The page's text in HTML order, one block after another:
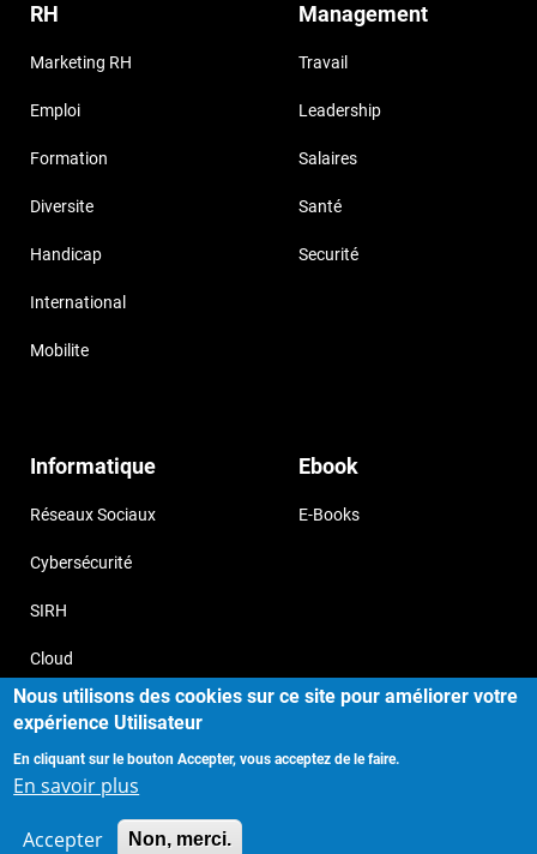
RH
Marketing RH
Emploi
Formation
Diversite
Handicap
International
Mobilite
Management
Travail
Leadership
Salaires
Santé
Securité
Informatique
Réseaux Sociaux
Cybersécurité
SIRH
Cloud
Ebook
E-Books
Copyright © 2017, Storizborn , all
Nous utilisons des cookies sur ce site pour améliorer votre
expérience Utilisateur
En cliquant sur le bouton Accepter, vous acceptez de le faire.
En savoir plus
Accepter Non, merci.